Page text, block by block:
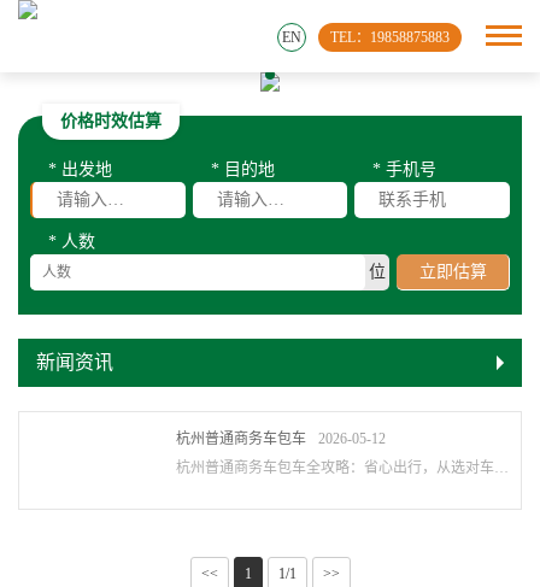
TEL：19858875883
EN
价格时效估算
* 出发地 * 目的地 * 手机号
* 人数
位
立即估算
新闻资讯
杭州普通商务车包车
2026-05-12
杭州普通商务车包车全攻略：省心出行，从选对车开始！杭州7座商务车包车，杭州商务包车···
<< 1 1/1 >>